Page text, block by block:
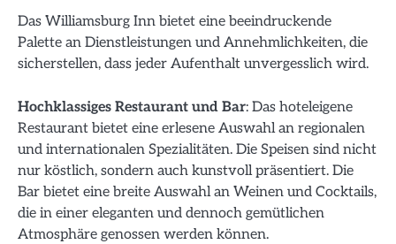
Das Williamsburg Inn bietet eine beeindruckende
Palette an Dienstleistungen und Annehmlichkeiten, die
sicherstellen, dass jeder Aufenthalt unvergesslich wird.
Hochklassiges Restaurant und Bar: Das hoteleigene
Restaurant bietet eine erlesene Auswahl an regionalen
und internationalen Spezialitäten. Die Speisen sind nicht
nur köstlich, sondern auch kunstvoll präsentiert. Die
Bar bietet eine breite Auswahl an Weinen und Cocktails,
die in einer eleganten und dennoch gemütlichen
Atmosphäre genossen werden können.